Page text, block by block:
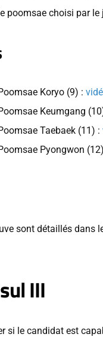
poomsae choisi par le
Koryo (9) :
Keumgang
Taebaek (11) :
Pyongwon
sont détaillés
III
si le candidat est